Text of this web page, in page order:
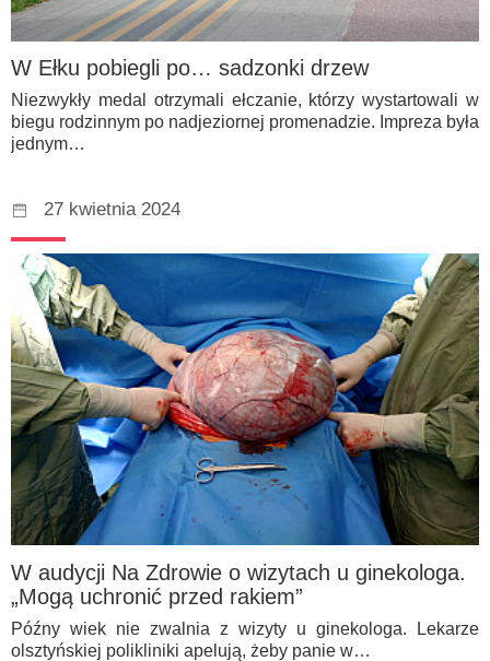
W Ełku pobiegli po… sadzonki drzew
Niezwykły medal otrzymali ełczanie, którzy wystartowali w
biegu rodzinnym po nadjeziornej promenadzie. Impreza była
jednym…
27 kwietnia 2024
W audycji Na Zdrowie o wizytach u ginekologa.
„Mogą uchronić przed rakiem”
Późny wiek nie zwalnia z wizyty u ginekologa. Lekarze
olsztyńskiej polikliniki apelują, żeby panie w…